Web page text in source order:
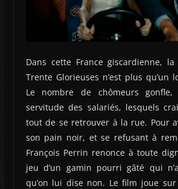
Dans cette France giscardienne,
Trente Glorieuses n’est plus qu’un
Le nombre de chômeurs
servitude des salariés, lesquels
tout de se retrouver à la rue. Pour
son pain noir, et se refusant à
François Perrin renonce à toute
jeu d’un gamin pourri gâté qui
qu’on lui dise non. Le film joue